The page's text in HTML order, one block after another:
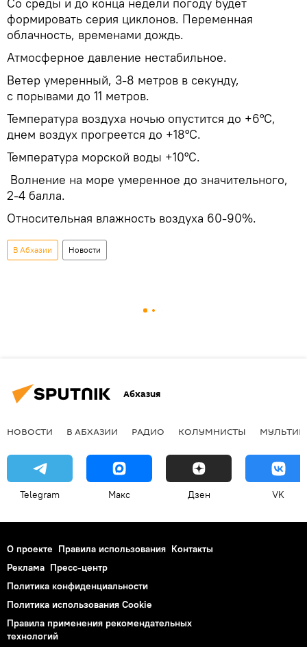
формировать серия циклонов. Переменная
облачность, временами дождь.
Атмосферное давление нестабильное.
Ветер умеренный, 3-8 метров в секунду,
с порывами до 11 метров.
Температура воздуха ночью опустится до +6°С,
днем воздух прогреется до +18°С.
Температура морской воды +10°С.
Волнение на море умеренное до значительного,
2-4 балла.
Относительная влажность воздуха 60-90%.
В Абхазии Новости
Абхазия
НОВОСТИ В АБХАЗИИ РАДИО КОЛУМНИСТЫ
Telegram Макс Дзен VK
О проекте Правила использования Контакты
Реклама Пресс-центр
Политика конфиденциальности
Политика использования Cookie
Правила применения рекомендательных
технологий